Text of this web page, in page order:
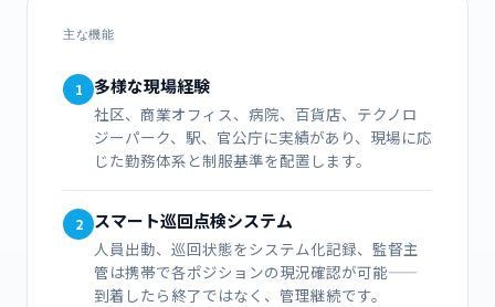
主な機能
1 多様な現場経験
社区、商業オフィス、病院、百貨店、テクノロ
ジーパーク、駅、官公庁に実績があり、現場に応
じた勤務体系と制服基準を配置します。
2 スマート巡回点検システム
人員出動、巡回状態をシステム化記録、監督主
管は携帯で各ポジションの現況確認が可能——
到着したら終了ではなく、管理継続です。